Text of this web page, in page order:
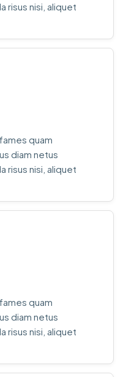
risus nisi, aliquet
quam
diam netus
risus nisi, aliquet
quam
diam netus
risus nisi, aliquet